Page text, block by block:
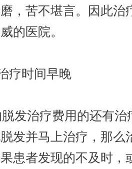
，苦不堪言。因此治
的医院。
时间早晚
治疗费用的还有治
发并马上治疗，那么
患者发现的不及时，